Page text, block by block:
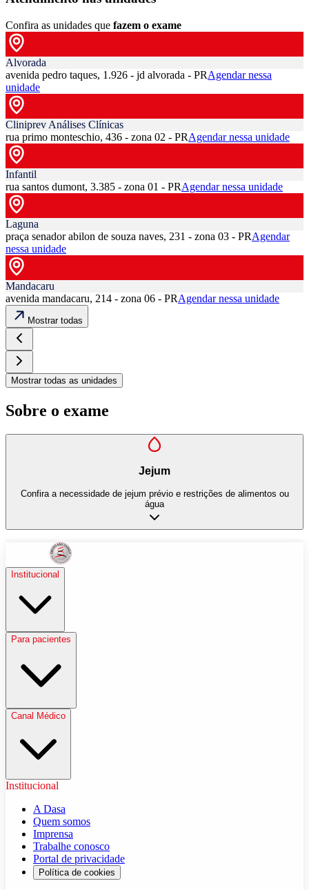
Confira as unidades que fazem o exame
Alvorada
avenida pedro taques, 1.926 - jd alvorada - PRAgendar nessa
unidade
Cliniprev Análises Clínicas
rua primo monteschio, 436 - zona 02 - PRAgendar nessa unidade
Infantil
rua santos dumont, 3.385 - zona 01 - PRAgendar nessa unidade
Laguna
praça senador abilon de souza naves, 231 - zona 03 - PRAgendar
nessa unidade
Mandacaru
avenida mandacaru, 214 - zona 06 - PRAgendar nessa unidade
Mostrar todas
Mostrar todas as unidades
Sobre o exame
Jejum
Confira a necessidade de jejum prévio e restrições de alimentos ou
água
Institucional
Para pacientes
Canal Médico
Institucional
A Dasa
Quem somos
Imprensa
Trabalhe conosco
Portal de privacidade
Política de cookies